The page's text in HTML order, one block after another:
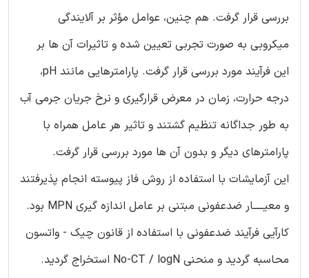
بررسی قرار گرفت. هم چنین، عوامل مؤثر بر آلایندگی
میکروبی به صورت تجربی تعیین شده و تاثیرات آن ها بر
این فرآیند مورد بررسی قرار گرفت. پارامترهایی مانند pH،
درجه حرارت، زمان در معرض قرارگیری و نرخ جریان جرمی آب
به طور جداگانه تنظیم گشتند و تاثیر هر عامل همراه با
پارامترهای دیگر و بدون آن ها مورد بررسی قرار گرفت.
این آزمایشات با استفاده از روش فاز پیوسته انجام پذیرفتند
و معیـــــار ضدعفونی مبتنی بر عامل اندازه گیری MPN بود.
کارآیی فرآیند ضدعفونی با استفاده از قانون چیک - واتسون
محاسبه گردید و منحنی No-CT / logN استخراج گردید.